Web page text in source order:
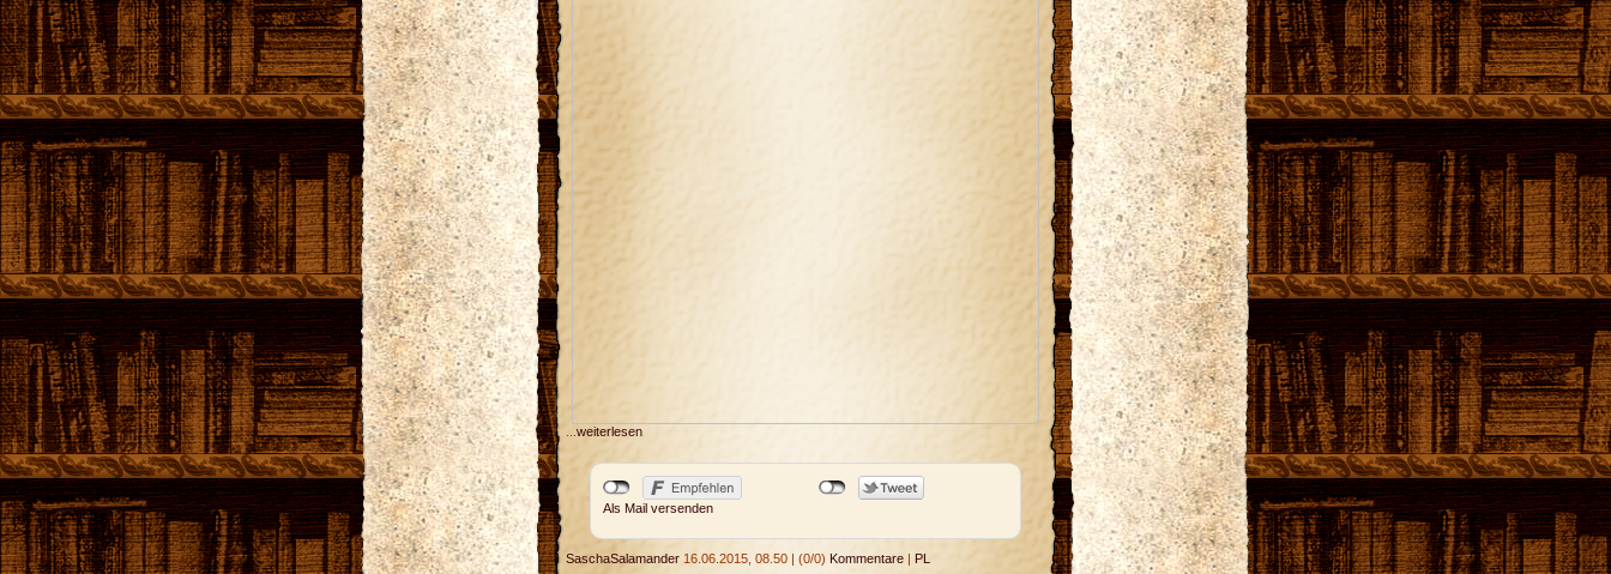
...weiterlesen
Als Mail versenden
SaschaSalamander 16.06.2015, 08.50 (0/0) Kommentare PL